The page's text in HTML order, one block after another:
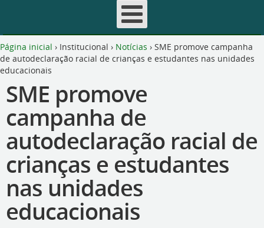
Página inicial › Institucional › Notícias › SME promove campanha
de autodeclaração racial de crianças e estudantes nas unidades
educacionais
SME promove
campanha de
autodeclaração racial de
crianças e estudantes
nas unidades
educacionais